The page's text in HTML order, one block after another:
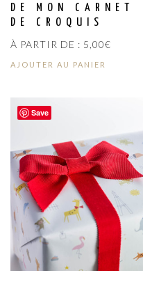
DE MON CARNET
DE CROQUIS
À PARTIR DE : 5,00€
AJOUTER AU PANIER
Save